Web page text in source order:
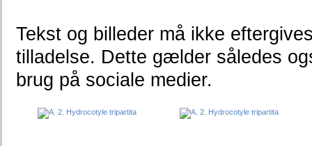
Tekst og billeder må ikke
tilladelse. Dette gælder således
brug på sociale medier.